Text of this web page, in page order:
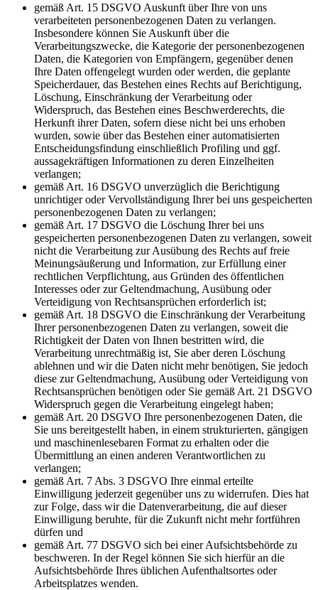
gemäß Art. 15 DSGVO Auskunft über Ihre von uns
verarbeiteten personenbezogenen Daten zu verlangen.
Insbesondere können Sie Auskunft über die
Verarbeitungszwecke, die Kategorie der personenbezogenen
Daten, die Kategorien von Empfängern, gegenüber denen
Ihre Daten offengelegt wurden oder werden, die geplante
Speicherdauer, das Bestehen eines Rechts auf Berichtigung,
Löschung, Einschränkung der Verarbeitung oder
Widerspruch, das Bestehen eines Beschwerderechts, die
Herkunft ihrer Daten, sofern diese nicht bei uns erhoben
wurden, sowie über das Bestehen einer automatisierten
Entscheidungsfindung einschließlich Profiling und ggf.
aussagekräftigen Informationen zu deren Einzelheiten
verlangen;
gemäß Art. 16 DSGVO unverzüglich die Berichtigung
unrichtiger oder Vervollständigung Ihrer bei uns gespeicherten
personenbezogenen Daten zu verlangen;
gemäß Art. 17 DSGVO die Löschung Ihrer bei uns
gespeicherten personenbezogenen Daten zu verlangen, soweit
nicht die Verarbeitung zur Ausübung des Rechts auf freie
Meinungsäußerung und Information, zur Erfüllung einer
rechtlichen Verpflichtung, aus Gründen des öffentlichen
Interesses oder zur Geltendmachung, Ausübung oder
Verteidigung von Rechtsansprüchen erforderlich ist;
gemäß Art. 18 DSGVO die Einschränkung der Verarbeitung
Ihrer personenbezogenen Daten zu verlangen, soweit die
Richtigkeit der Daten von Ihnen bestritten wird, die
Verarbeitung unrechtmäßig ist, Sie aber deren Löschung
ablehnen und wir die Daten nicht mehr benötigen, Sie jedoch
diese zur Geltendmachung, Ausübung oder Verteidigung von
Rechtsansprüchen benötigen oder Sie gemäß Art. 21 DSGVO
Widerspruch gegen die Verarbeitung eingelegt haben;
gemäß Art. 20 DSGVO Ihre personenbezogenen Daten, die
Sie uns bereitgestellt haben, in einem strukturierten, gängigen
und maschinenlesebaren Format zu erhalten oder die
Übermittlung an einen anderen Verantwortlichen zu
verlangen;
gemäß Art. 7 Abs. 3 DSGVO Ihre einmal erteilte
Einwilligung jederzeit gegenüber uns zu widerrufen. Dies hat
zur Folge, dass wir die Datenverarbeitung, die auf dieser
Einwilligung beruhte, für die Zukunft nicht mehr fortführen
dürfen und
gemäß Art. 77 DSGVO sich bei einer Aufsichtsbehörde zu
beschweren. In der Regel können Sie sich hierfür an die
Aufsichtsbehörde Ihres üblichen Aufenthaltsortes oder
Arbeitsplatzes wenden.